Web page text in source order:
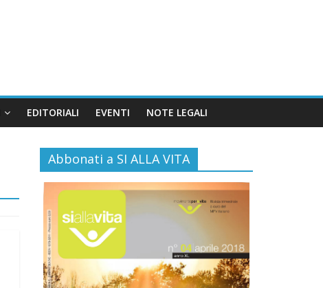
EDITORIALI EVENTI NOTE LEGALI
Abbonati a SI ALLA VITA